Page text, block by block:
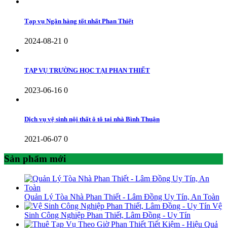
Tạp vụ Ngân hàng tốt nhất Phan Thiết
2024-08-21 0
TẠP VỤ TRƯỜNG HỌC TẠI PHAN THIẾT
2023-06-16 0
Dịch vụ vệ sinh nội thất ô tô tại nhà Bình Thuận
2021-06-07 0
Sản phẩm mới
Quản Lý Tòa Nhà Phan Thiết - Lâm Đồng Uy Tín, An Toàn
Vệ
Sinh Công Nghiệp Phan Thiết, Lâm Đồng - Uy Tín